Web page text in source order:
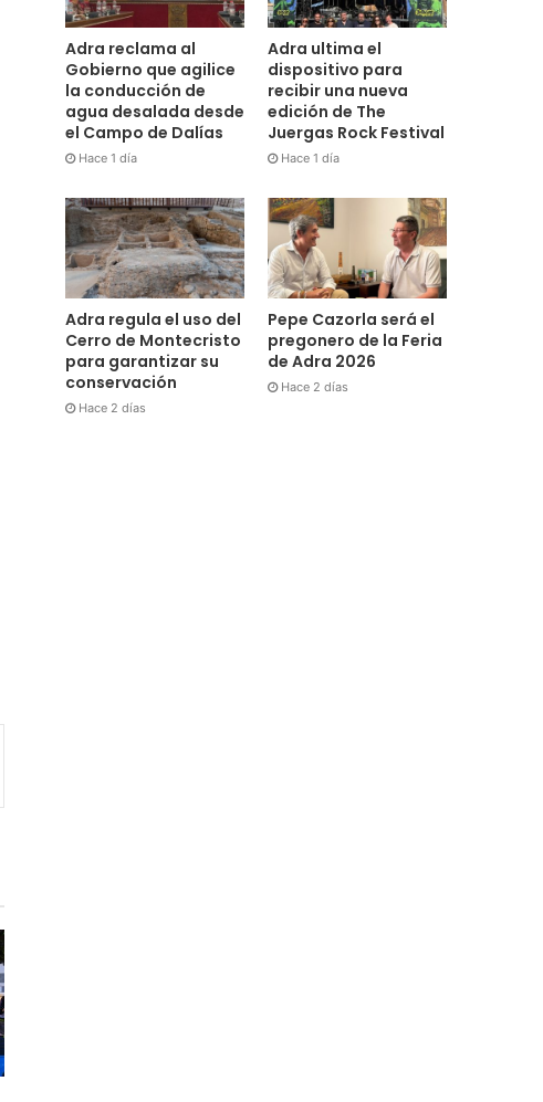
Adra reclama al
Gobierno que agilice
la conducción de
agua desalada desde
el Campo de Dalías
Hace 1 día
Adra ultima el
dispositivo para
recibir una nueva
edición de The
Juergas Rock Festival
Hace 1 día
Adra regula el uso del
Cerro de Montecristo
para garantizar su
conservación
Hace 2 días
Pepe Cazorla será el
pregonero de la Feria
de Adra 2026
Hace 2 días